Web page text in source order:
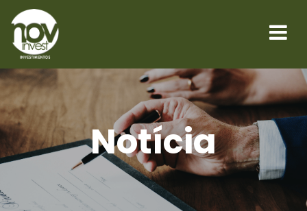
Notícia